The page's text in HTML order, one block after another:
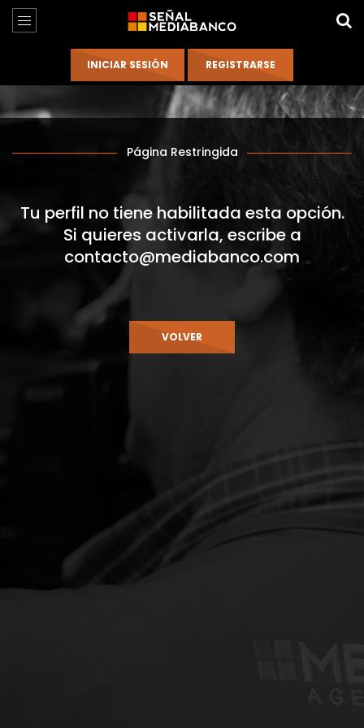
Página Restringida
Tu perfil no tiene habilitada esta opción.
Si quieres activarla, escribe a
contacto@mediabanco.com